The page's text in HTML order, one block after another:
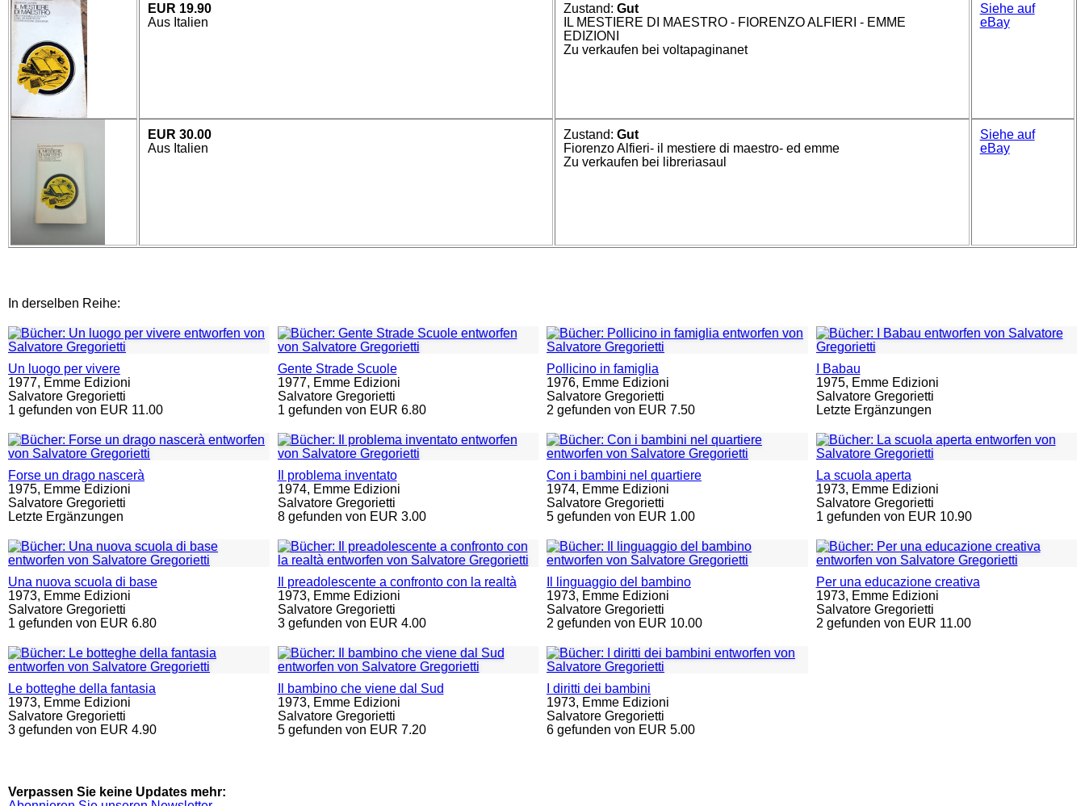
EUR 19.90
Aus Italien
Zustand:Gut
IL MESTIERE DI MAESTRO - FIORENZO ALFIERI - EMME
EDIZIONI
Zu verkaufen bei voltapaginanet
Siehe auf
eBay
EUR 30.00
Aus Italien
Zustand:Gut
Fiorenzo Alfieri- il mestiere di maestro- ed emme
Zu verkaufen bei libreriasaul
Siehe auf
eBay
In derselben Reihe:
Un luogo per vivere
1977, Emme Edizioni
Salvatore Gregorietti
1 gefunden von EUR 11.00
Gente Strade Scuole
1977, Emme Edizioni
Salvatore Gregorietti
1 gefunden von EUR 6.80
Pollicino in famiglia
1976, Emme Edizioni
Salvatore Gregorietti
2 gefunden von EUR 7.50
I Babau
1975, Emme Edizioni
Salvatore Gregorietti
Letzte Ergänzungen
Forse un drago nascerà
1975, Emme Edizioni
Salvatore Gregorietti
Letzte Ergänzungen
Il problema inventato
1974, Emme Edizioni
Salvatore Gregorietti
8 gefunden von EUR 3.00
Con i bambini nel quartiere
1974, Emme Edizioni
Salvatore Gregorietti
5 gefunden von EUR 1.00
La scuola aperta
1973, Emme Edizioni
Salvatore Gregorietti
1 gefunden von EUR 10.90
Una nuova scuola di base
1973, Emme Edizioni
Salvatore Gregorietti
1 gefunden von EUR 6.80
Il preadolescente a confronto con la realtà
1973, Emme Edizioni
Salvatore Gregorietti
3 gefunden von EUR 4.00
Il linguaggio del bambino
1973, Emme Edizioni
Salvatore Gregorietti
2 gefunden von EUR 10.00
Per una educazione creativa
1973, Emme Edizioni
Salvatore Gregorietti
2 gefunden von EUR 11.00
Le botteghe della fantasia
1973, Emme Edizioni
Salvatore Gregorietti
3 gefunden von EUR 4.90
Il bambino che viene dal Sud
1973, Emme Edizioni
Salvatore Gregorietti
5 gefunden von EUR 7.20
I diritti dei bambini
1973, Emme Edizioni
Salvatore Gregorietti
6 gefunden von EUR 5.00
Verpassen Sie keine Updates mehr: